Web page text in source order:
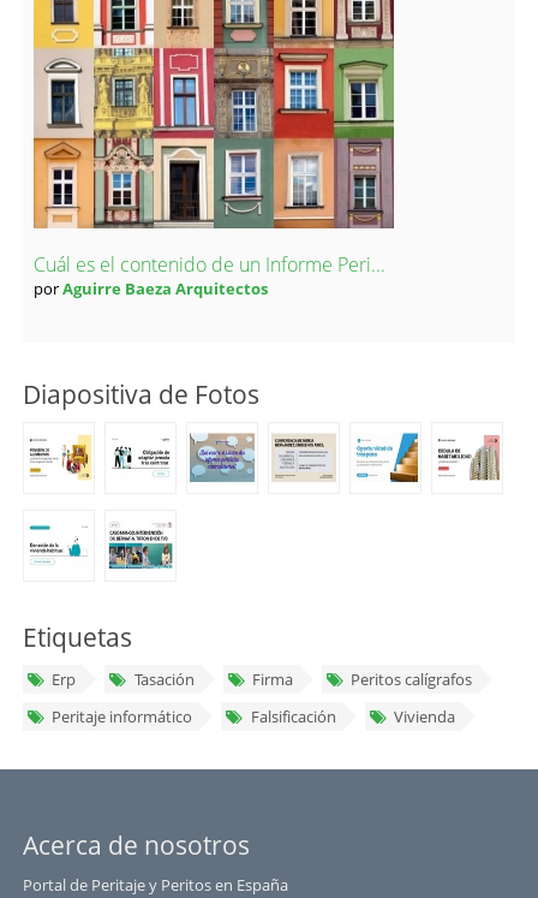
Cuál es el contenido de un Informe Peri...
porAguirre Baeza Arquitectos
Diapositiva de Fotos
Etiquetas
Erp Tasación Firma
Peritos calígrafos
Peritaje informático
Falsificación Vivienda
Acerca de nosotros
Portal de Peritaje y Peritos en España